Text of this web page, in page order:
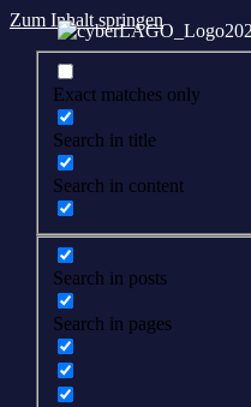
Zum Inhalt springen
Exact matches only
Search in title
Search in content
Search in posts
Search in pages